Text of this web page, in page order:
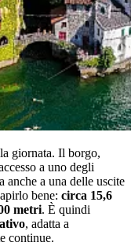
giornata. Il borgo,
a uno degli
anche a una delle uscite
bene: circa 15,6
metri. È quindi
, adatta a
continue.